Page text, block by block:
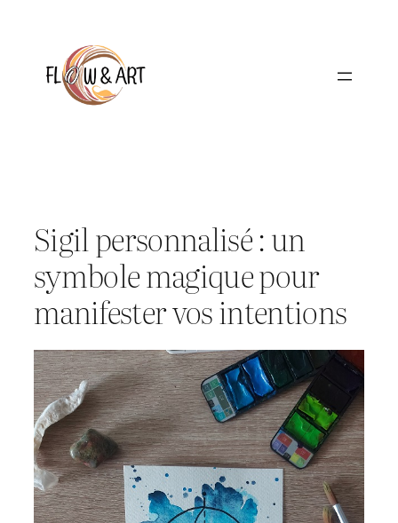
Sigil personnalisé : un
symbole magique pour
manifester vos intentions